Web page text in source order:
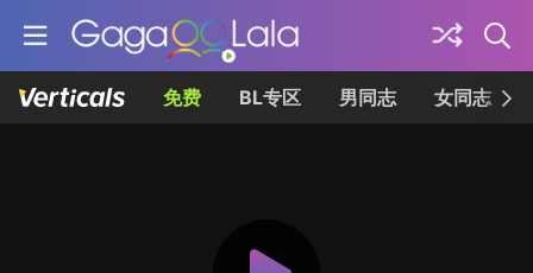
免费 BL专区 男同志 女同志